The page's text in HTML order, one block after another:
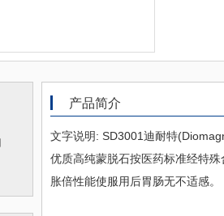
产品简介
文字说明: SD3001迪耐特
优质高纯蒙脱石按医药标准经特
胀倍性能使服用后胃肠无不适感